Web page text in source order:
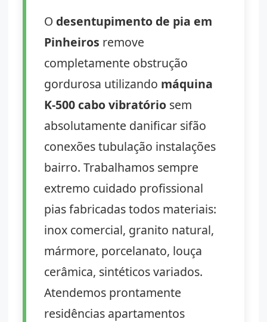
O desentupimento de pia em
Pinheiros remove
completamente obstrução
gordurosa utilizando máquina
K-500 cabo vibratório sem
absolutamente danificar sifão
conexões tubulação instalações
bairro. Trabalhamos sempre
extremo cuidado profissional
pias fabricadas todos materiais:
inox comercial, granito natural,
mármore, porcelanato, louça
cerâmica, sintéticos variados.
Atendemos prontamente
residências apartamentos